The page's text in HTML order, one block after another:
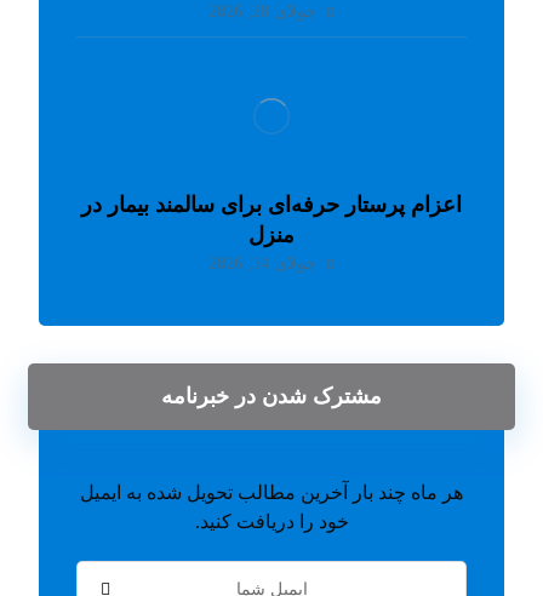
جولای 28, 2026
اعزام پرستار حرفه‌ای برای سالمند بیمار در
منزل
جولای 14, 2026
مشترک شدن در خبرنامه
هر ماه چند بار آخرین مطالب تحویل شده به ایمیل
خود را دریافت کنید.